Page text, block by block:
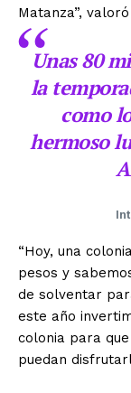
Matanza”,
Unas 80
la
como
hermoso
“Hoy, una
pesos y
de solventar
este año
colonia para
puedan